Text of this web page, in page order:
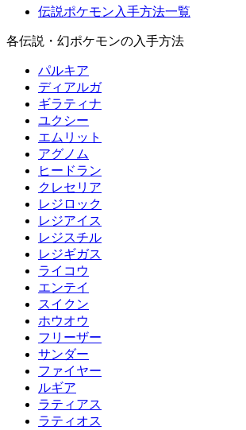
伝説ポケモン入手方法一覧
各伝説・幻ポケモンの入手方法
パルキア
ディアルガ
ギラティナ
ユクシー
エムリット
アグノム
ヒードラン
クレセリア
レジロック
レジアイス
レジスチル
レジギガス
ライコウ
エンテイ
スイクン
ホウオウ
フリーザー
サンダー
ファイヤー
ルギア
ラティアス
ラティオス